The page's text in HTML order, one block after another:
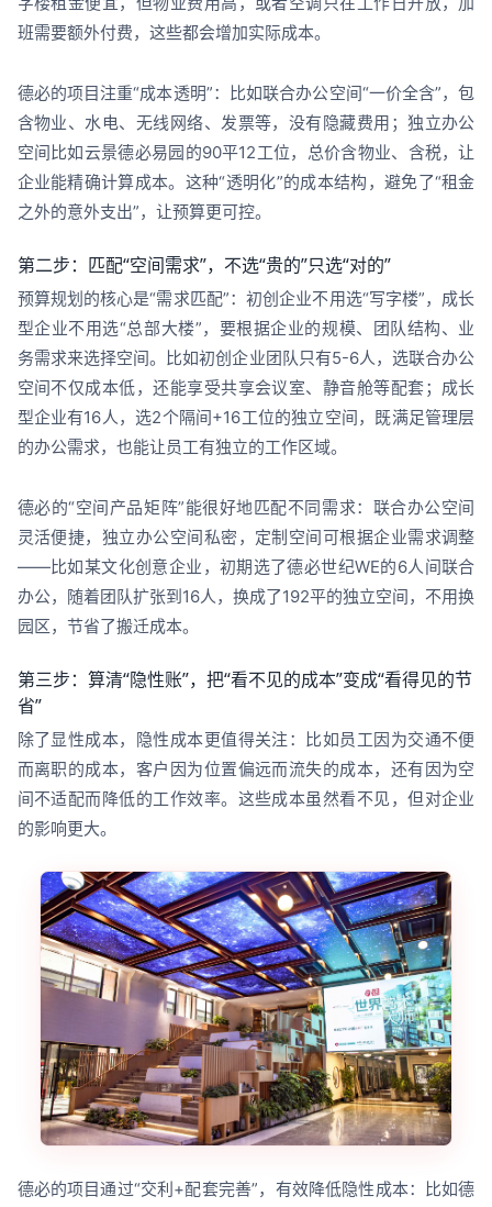
班需要额外付费，这些都会增加实际成本。
德必的项目注重“成本透明”：比如联合办公空间“一价全含”，包
含物业、水电、无线网络、发票等，没有隐藏费用；独立办公
空间比如云景德必易园的90平12工位，总价含物业、含税，让
企业能精确计算成本。这种“透明化”的成本结构，避免了“租金
之外的意外支出”，让预算更可控。
第二步：匹配“空间需求”，不选“贵的”只选“对的”
预算规划的核心是“需求匹配”：初创企业不用选“写字楼”，成长
型企业不用选“总部大楼”，要根据企业的规模、团队结构、业
务需求来选择空间。比如初创企业团队只有5-6人，选联合办公
空间不仅成本低，还能享受共享会议室、静音舱等配套；成长
型企业有16人，选2个隔间+16工位的独立空间，既满足管理层
的办公需求，也能让员工有独立的工作区域。
德必的“空间产品矩阵”能很好地匹配不同需求：联合办公空间
灵活便捷，独立办公空间私密，定制空间可根据企业需求调整
——比如某文化创意企业，初期选了德必世纪WE的6人间联合
办公，随着团队扩张到16人，换成了192平的独立空间，不用换
园区，节省了搬迁成本。
第三步：算清“隐性账”，把“看不见的成本”变成“看得见的节
省”
除了显性成本，隐性成本更值得关注：比如员工因为交通不便
而离职的成本，客户因为位置偏远而流失的成本，还有因为空
间不适配而降低的工作效率。这些成本虽然看不见，但对企业
的影响更大。
德必的项目通过“交利+配套完善”，有效降低隐性成本：比如德